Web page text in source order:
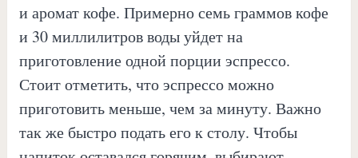
и аромат кофе. Примерно семь граммов кофе
и 30 миллилитров воды уйдет на
приготовление одной порции эспрессо.
Стоит отметить, что эспрессо можно
приготовить меньше, чем за минуту. Важно
так же быстро подать его к столу. Чтобы